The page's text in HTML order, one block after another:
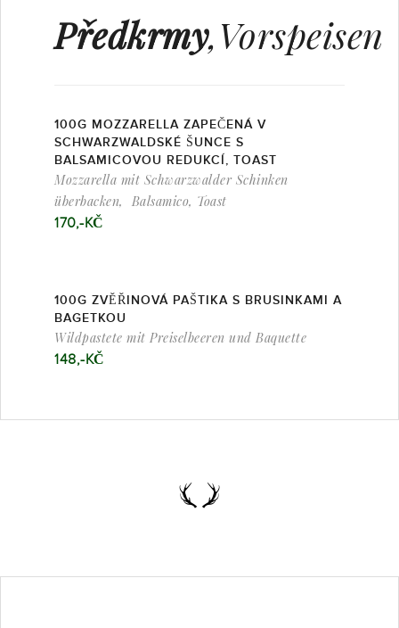
Předkrmy,Vorspeisen
100G MOZZARELLA ZAPEČENÁ V
SCHWARZWALDSKÉ ŠUNCE S
BALSAMICOVOU REDUKCÍ, TOAST
Mozzarella mit Schwarzwalder Schinken
überbacken, Balsamico, Toast
170,-KČ
100G ZVĚŘINOVÁ PAŠTIKA S BRUSINKAMI A
BAGETKOU
Wildpastete mit Preiselbeeren und Baquette
148,-KČ